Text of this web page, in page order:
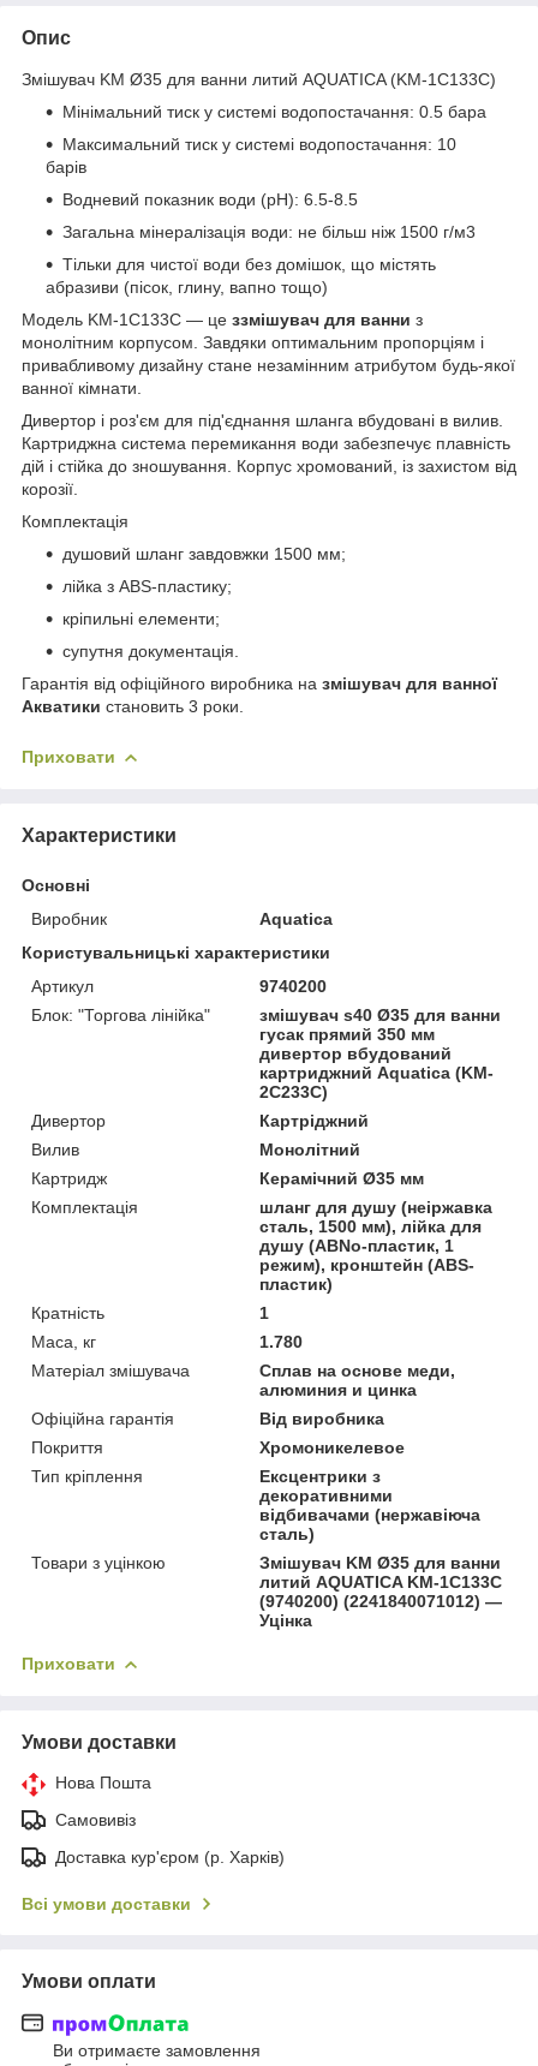
Опис
Змішувач KM Ø35 для ванни литий AQUATICA (KM-1C133C)
Мінімальний тиск у системі водопостачання: 0.5 бара
Максимальний тиск у системі водопостачання: 10
барів
Водневий показник води (pH): 6.5-8.5
Загальна мінералізація води: не більш ніж 1500 г/м3
Тільки для чистої води без домішок, що містять
абразиви (пісок, глину, вапно тощо)
Модель KM-1C133C — це ззмішувач для ванни з
монолітним корпусом. Завдяки оптимальним пропорціям і
привабливому дизайну стане незамінним атрибутом будь-якої
ванної кімнати.
Дивертор і роз'єм для під'єднання шланга вбудовані в вилив.
Картриджна система перемикання води забезпечує плавність
дій і стійка до зношування. Корпус хромований, із захистом від
корозії.
Комплектація
душовий шланг завдовжки 1500 мм;
лійка з ABS-пластику;
кріпильні елементи;
супутня документація.
Гарантія від офіційного виробника на змішувач для ванної
Акватики становить 3 роки.
Приховати
Характеристики
Основні
Виробник
Aquatica
Користувальницькі характеристики
Артикул
9740200
Блок: "Торгова лінійка"
змішувач s40 Ø35 для ванни
гусак прямий 350 мм
дивертор вбудований
картриджний Aquatica (KM-
2C233C)
Дивертор
Картріджний
Вилив
Монолітний
Картридж
Керамічний Ø35 мм
Комплектація
шланг для душу (неіржавка
сталь, 1500 мм), лійка для
душу (АВNo-пластик, 1
режим), кронштейн (ABS-
пластик)
Кратність
1
Маса, кг
1.780
Матеріал змішувача
Сплав на основе меди,
алюминия и цинка
Офіційна гарантія
Від виробника
Покриття
Хромоникелевое
Тип кріплення
Ексцентрики з
декоративними
відбивачами (нержавіюча
сталь)
Товари з уцінкою
Змішувач KM Ø35 для ванни
литий AQUATICA KM-1C133C
(9740200) (2241840071012) —
Уцінка
Приховати
Умови доставки
Нова Пошта
Самовивіз
Доставка кур'єром (р. Харків)
Всі умови доставки
Умови оплати
Ви отримаєте замовлення